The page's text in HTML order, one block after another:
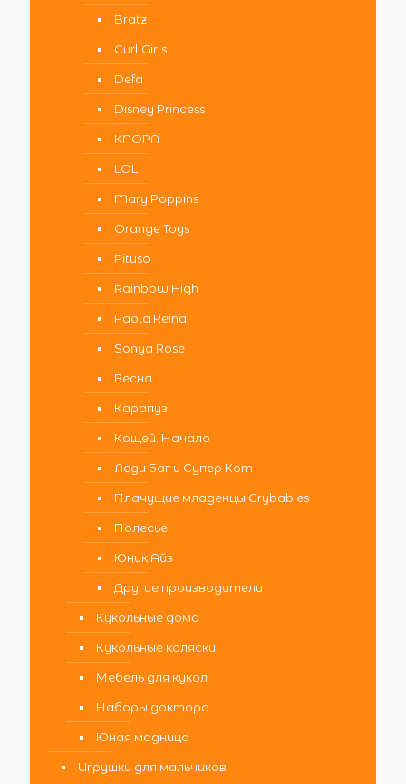
Bratz
CurliGirls
Defa
Disney Princess
KNOPA
LOL
Mary Poppins
Orange Toys
Pituso
Rainbow High
Paola Reina
Sonya Rose
Весна
Карапуз
Кощей. Начало
Леди Баг и Супер Кот
Плачущие младенцы Crybabies
Полесье
Юник Айз
Другие производители
Кукольные дома
Кукольные коляски
Мебель для кукол
Наборы доктора
Юная модница
Игрушки для мальчиков